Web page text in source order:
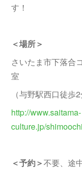
す！
＜場所＞
さいたま市下落
室
（与野駅西口徒歩2
http://www.saitama-
culture.jp/
＜予約＞不要、途